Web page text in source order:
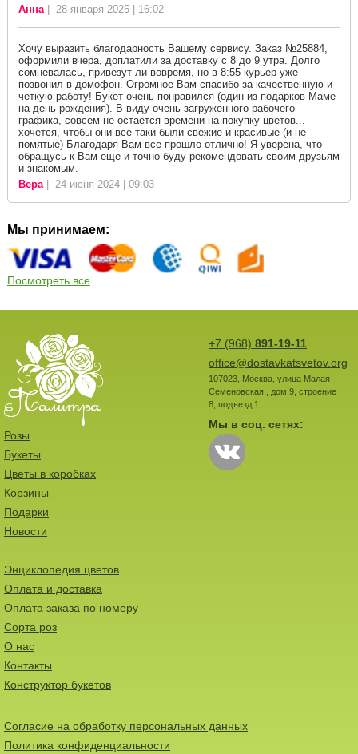
Анна| 28 января 2025 | 16:02
Хочу выразить благодарность Вашему сервису. Заказ №25884,
оформили вчера, доплатили за доставку с 8 до 9 утра. Долго
сомневалась, привезут ли вовремя, но в 8:55 курьер уже
позвонил в домофон. Огромное Вам спасибо за качественную и
четкую работу! Букет очень понравился (один из подарков Маме
на день рождения). В виду очень загруженного рабочего
графика, совсем не остается времени на покупку цветов...
хочется, чтобы они все-таки были свежие и красивые (и не
помятые) Благодаря Вам все прошло отлично! Я уверена, что
обращусь к Вам еще и точно буду рекомендовать своим друзьям
и знакомым.
Вера| 24 июня 2024 | 09:03
Мы принимаем:
Посмотреть все
+7 (968) 891-19-11
office@dostavkatsvetov.org
107023, Москва, улица Малая
Семеновская , дом 9, строение
8, подъезд 1
Мы в соц. сетях:
Розы
Букеты
Цветы в коробках
Корзины
Подарки
Новости
Энциклопедия цветов
Оплата и доставка
Оплата заказа по номеру
Сорта роз
О нас
Контакты
Конструктор букетов
Согласие на обработку персональных данных
Политика конфиденциальности